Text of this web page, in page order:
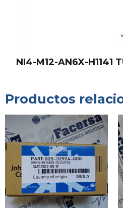
NI4-M12-AN6X-H1141
Productos